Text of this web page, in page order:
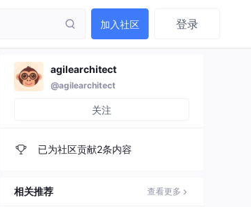
加入社区 登录
agilearchitect
@agilearchitect
关注
已为社区贡献2条内容
相关推荐 查看更多